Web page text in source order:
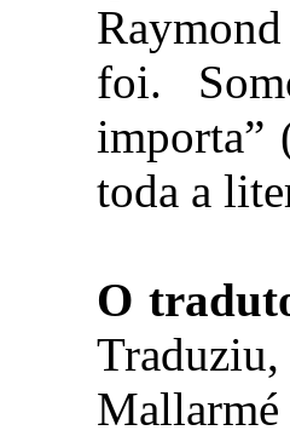
foi.
importa”
toda a
O